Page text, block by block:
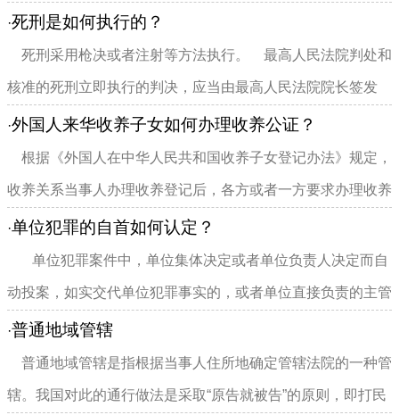
·死刑是如何执行的？
死刑采用枪决或者注射等方法执行。 最高人民法院判处和
核准的死刑立即执行的判决，应当由最高人民法院院长签发
执...
·外国人来华收养子女如何办理收养公证？
根据《外国人在中华人民共和国收养子女登记办法》规定，
收养关系当事人办理收养登记后，各方或者一方要求办理收养
公证的，应当到收养登记...
·单位犯罪的自首如何认定？
单位犯罪案件中，单位集体决定或者单位负责人决定而自
动投案，如实交代单位犯罪事实的，或者单位直接负责的主管
人员自...
·普通地域管辖
普通地域管辖是指根据当事人住所地确定管辖法院的一种管
辖。我国对此的通行做法是采取“原告就被告”的原则，即打民